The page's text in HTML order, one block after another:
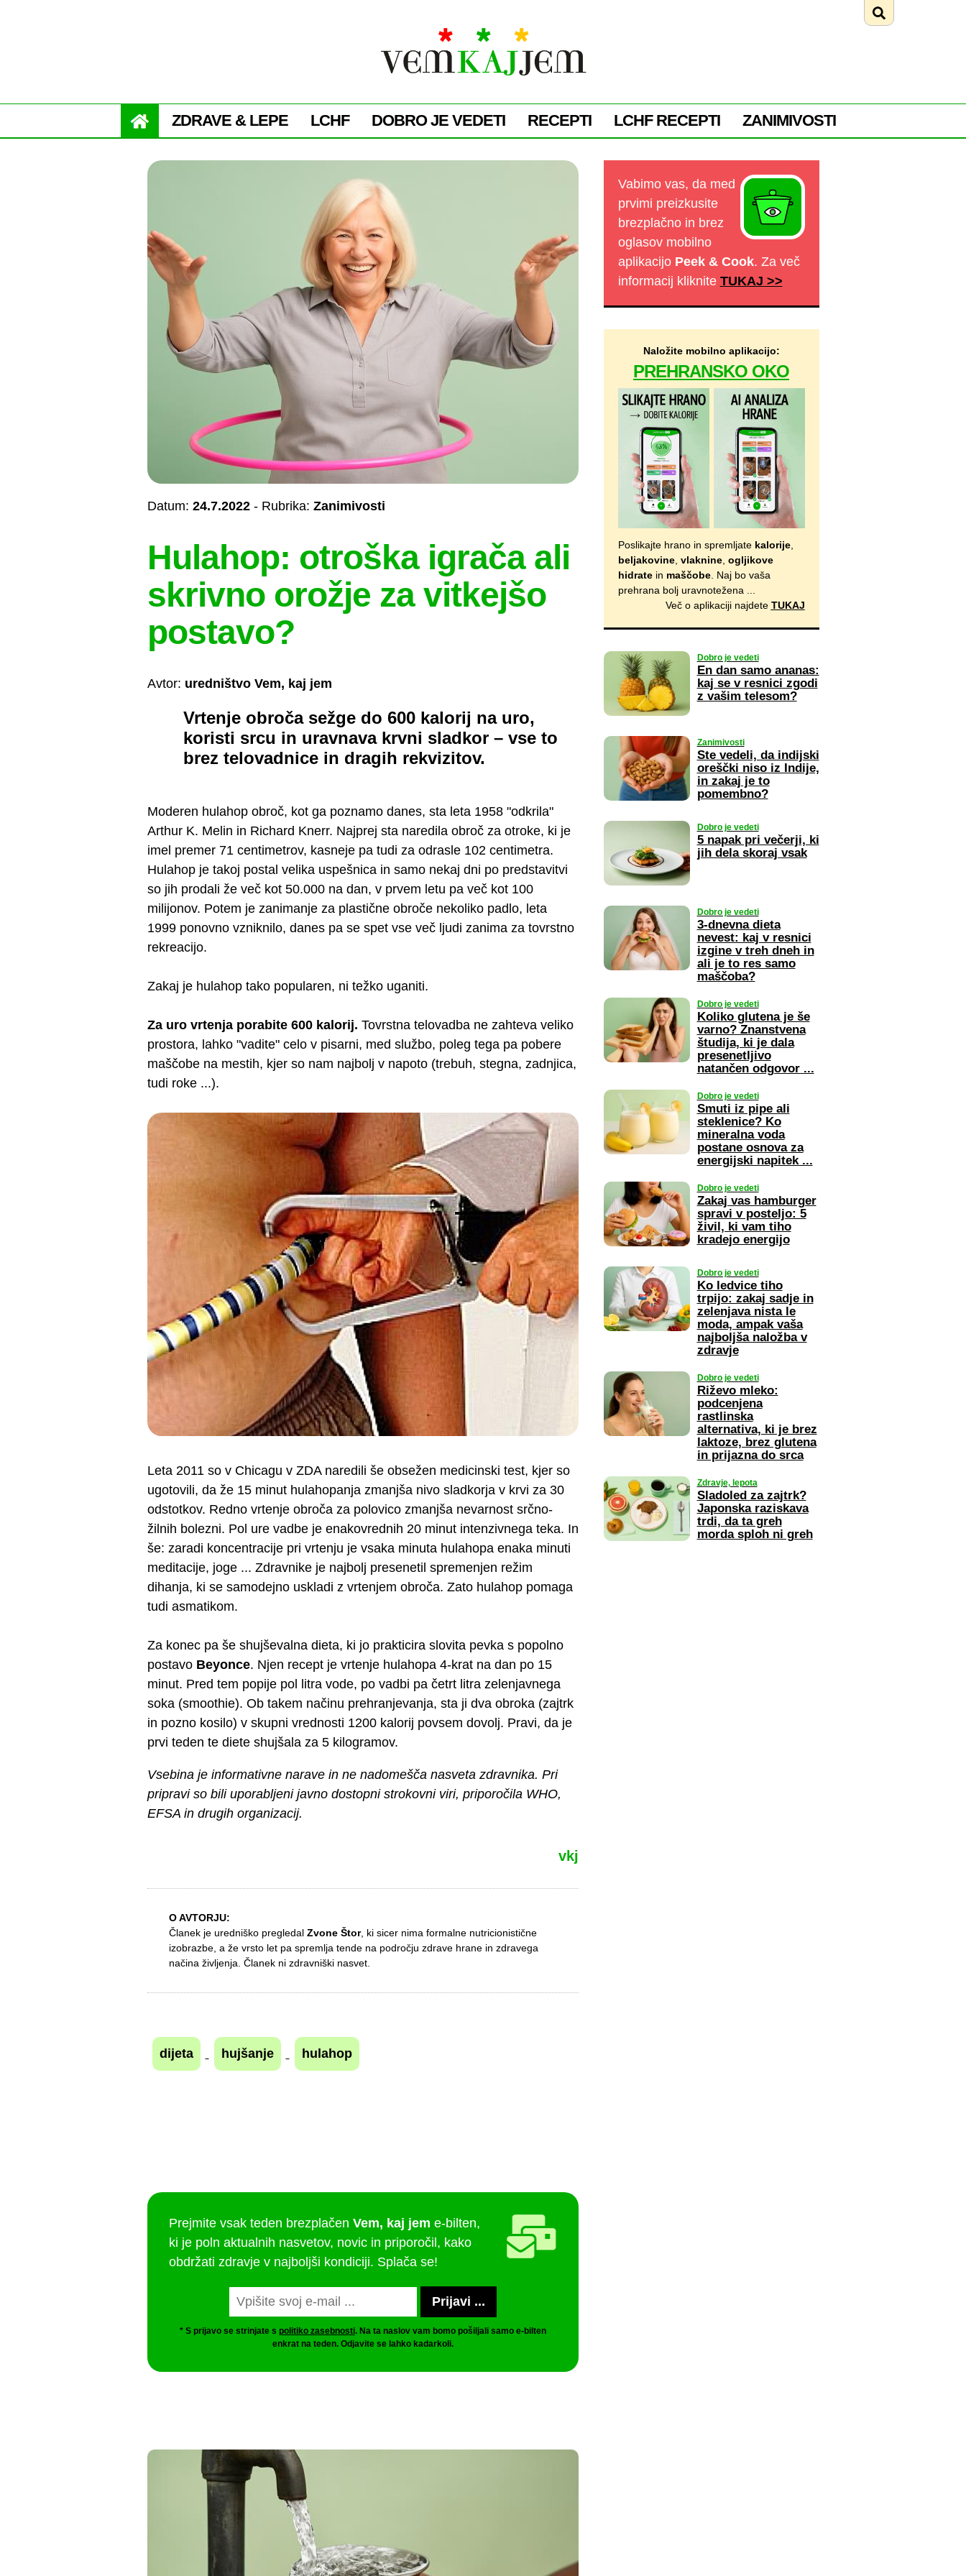
ZDRAVE & LEPE LCHF DOBRO JE VEDETI RECEPTI LCHF RECEPTI ZANIMIVOSTI
Datum: 24.7.2022- Rubrika: Zanimivosti
Hulahop: otroška igrača ali
skrivno orožje za vitkejšo
postavo?
Avtor: uredništvo Vem, kaj jem
Vrtenje obroča sežge do 600 kalorij na uro,
koristi srcu in uravnava krvni sladkor – vse to
brez telovadnice in dragih rekvizitov.
Moderen hulahop obroč, kot ga poznamo danes, sta leta 1958 "odkrila"
Arthur K. Melin in Richard Knerr. Najprej sta naredila obroč za otroke, ki je
imel premer 71 centimetrov, kasneje pa tudi za odrasle 102 centimetra.
Hulahop je takoj postal velika uspešnica in samo nekaj dni po predstavitvi
so jih prodali že več kot 50.000 na dan, v prvem letu pa več kot 100
milijonov. Potem je zanimanje za plastične obroče nekoliko padlo, leta
1999 ponovno vzniknilo, danes pa se spet vse več ljudi zanima za tovrstno
rekreacijo.
Zakaj je hulahop tako popularen, ni težko uganiti.
Za uro vrtenja porabite 600 kalorij. Tovrstna telovadba ne zahteva veliko
prostora, lahko "vadite" celo v pisarni, med službo, poleg tega pa pobere
maščobe na mestih, kjer so nam najbolj v napoto (trebuh, stegna, zadnjica,
tudi roke ...).
Leta 2011 so v Chicagu v ZDA naredili še obsežen medicinski test, kjer so
ugotovili, da že 15 minut hulahopanja zmanjša nivo sladkorja v krvi za 30
odstotkov. Redno vrtenje obroča za polovico zmanjša nevarnost srčno-
žilnih bolezni. Pol ure vadbe je enakovrednih 20 minut intenzivnega teka. In
še: zaradi koncentracije pri vrtenju je vsaka minuta hulahopa enaka minuti
meditacije, joge ... Zdravnike je najbolj presenetil spremenjen režim
dihanja, ki se samodejno uskladi z vrtenjem obroča. Zato hulahop pomaga
tudi asmatikom.
Za konec pa še shujševalna dieta, ki jo prakticira slovita pevka s popolno
postavo Beyonce. Njen recept je vrtenje hulahopa 4-krat na dan po 15
minut. Pred tem popije pol litra vode, po vadbi pa četrt litra zelenjavnega
soka (smoothie). Ob takem načinu prehranjevanja, sta ji dva obroka (zajtrk
in pozno kosilo) v skupni vrednosti 1200 kalorij povsem dovolj. Pravi, da je
prvi teden te diete shujšala za 5 kilogramov.
Vsebina je informativne narave in ne nadomešča nasveta zdravnika. Pri
pripravi so bili uporabljeni javno dostopni strokovni viri, priporočila WHO,
EFSA in drugih organizacij.
vkj
O AVTORJU:
Članek je uredniško pregledal Zvone Štor, ki sicer nima formalne nutricionistične
izobrazbe, a že vrsto let pa spremlja tende na področju zdrave hrane in zdravega
načina življenja. Članek ni zdravniški nasvet.
dijeta hujšanje hulahop
Prejmite vsak teden brezplačen Vem, kaj jem e-bilten,
ki je poln aktualnih nasvetov, novic in priporočil, kako
obdržati zdravje v najboljši kondiciji. Splača se!
* S prijavo se strinjate s politiko zasebnosti. Na ta naslov vam bomo pošiljali samo e-bilten
enkrat na teden. Odjavite se lahko kadarkoli.
Vabimo vas, da med
prvimi preizkusite
brezplačno in brez
oglasov mobilno
aplikacijo Peek & Cook. Za več
informacij kliknite TUKAJ >>
Naložite mobilno aplikacijo:
PREHRANSKO OKO
Poslikajte hrano in spremljate kalorije,
beljakovine, vlaknine, ogljikove
hidratein maščobe. Naj bo vaša
prehrana bolj uravnotežena ...
Več o aplikaciji najdete TUKAJ
Dobro je vedeti
En dan samo ananas:
kaj se v resnici zgodi
z vašim telesom?
Zanimivosti
Ste vedeli, da indijski
oreščki niso iz Indije,
in zakaj je to
pomembno?
Dobro je vedeti
5 napak pri večerji, ki
jih dela skoraj vsak
Dobro je vedeti
3-dnevna dieta
nevest: kaj v resnici
izgine v treh dneh in
ali je to res samo
maščoba?
Dobro je vedeti
Koliko glutena je še
varno? Znanstvena
študija, ki je dala
presenetljivo
natančen odgovor ...
Dobro je vedeti
Smuti iz pipe ali
steklenice? Ko
mineralna voda
postane osnova za
energijski napitek ...
Dobro je vedeti
Zakaj vas hamburger
spravi v posteljo: 5
živil, ki vam tiho
kradejo energijo
Dobro je vedeti
Ko ledvice tiho
trpijo: zakaj sadje in
zelenjava nista le
moda, ampak vaša
najboljša naložba v
zdravje
Dobro je vedeti
Riževo mleko:
podcenjena
rastlinska
alternativa, ki je brez
laktoze, brez glutena
in prijazna do srca
Zdravje, lepota
Sladoled za zajtrk?
Japonska raziskava
trdi, da ta greh
morda sploh ni greh